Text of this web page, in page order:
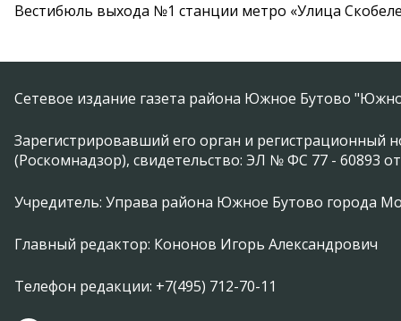
Вестибюль выхода №1 станции метро «Улица
Сетевое издание газета района Южное Бутово
Зарегистрировавший его орган и регистрационный
(Роскомнадзор), свидетельство: ЭЛ № ФС 77 - 60893 от
Учредитель: Управа района Южное Бутово города
Главный редактор: Кононов Игорь Александрович
Телефон редакции: +7(495) 712-70-11